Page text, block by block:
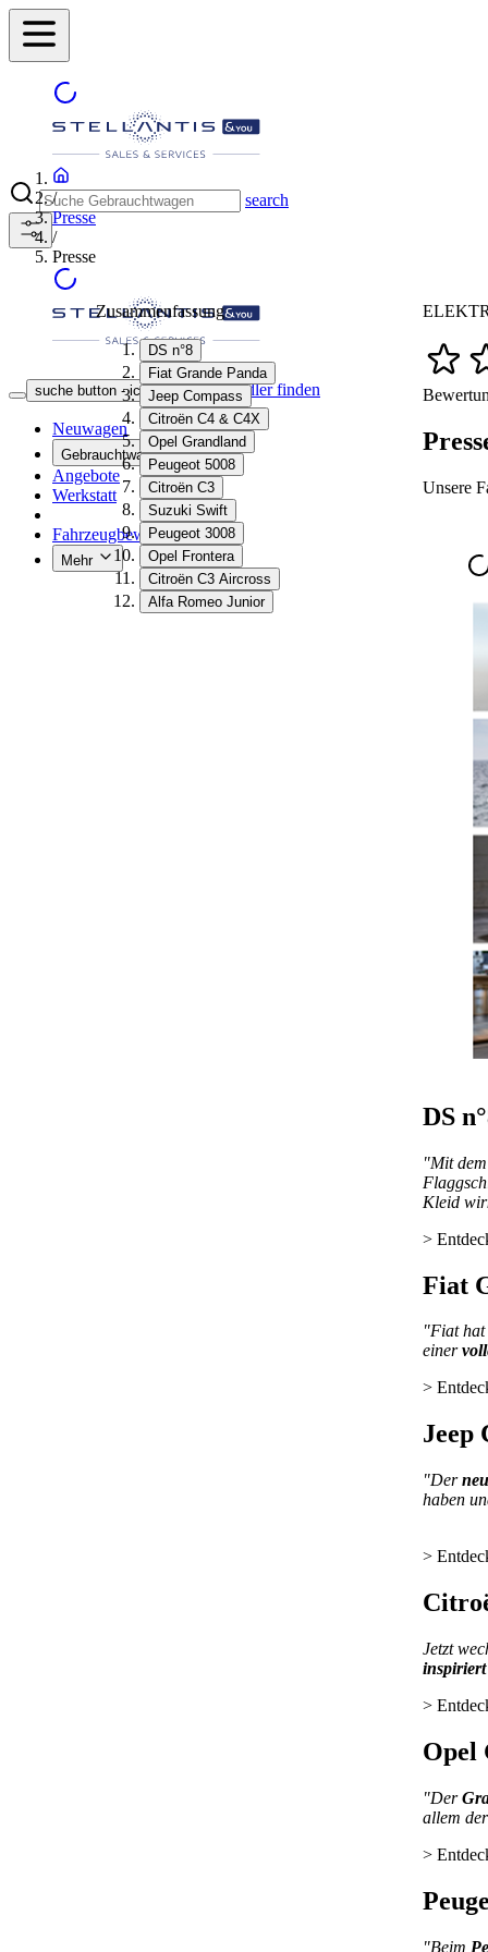
search
suche button - icon Händler finden
Neuwagen
Gebrauchtwagen
Angebote
Werkstatt
Fahrzeugbewertung
Mehr
/
Presse
/
Presse
Zusammenfassung
DS n°8
Fiat Grande Panda
Jeep Compass
Citroën C4 & C4X
Opel Grandland
Peugeot 5008
Citroën C3
Suzuki Swift
Peugeot 3008
Opel Frontera
Citroën C3 Aircross
Alfa Romeo Junior
Unsere
DS
"Mit dem
Kleid
>
Fiat
"Fiat hat
einer
>
Jeep
"Der
haben
>
Jetzt
inspiriert
>
Opel
"Der
allem der
>
"Beim